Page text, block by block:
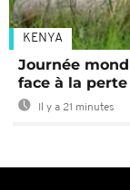
KENYA
Journée
face à la
Il y a 21 minutes